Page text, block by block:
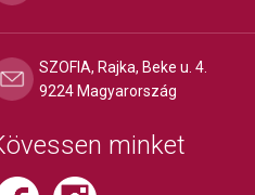
SZOFIA, Rajka, Beke u. 4.
9224 Magyarország
minket